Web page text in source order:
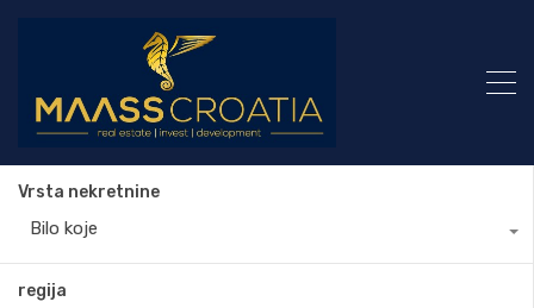
Vrsta nekretnine
Bilo koje
regija